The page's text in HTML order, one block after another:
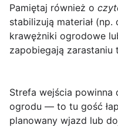
Pamiętaj również o
stabilizują materiał
krawężniki ogrodowe
zapobiegają zarastaniu
Strefa wejścia powinna
ogrodu — to tu gość
planowany wjazd lub